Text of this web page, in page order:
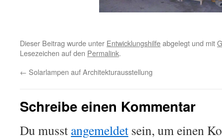
Dieser Beitrag wurde unter Entwicklungshilfeabgelegt und mit
Lesezeichen auf den Permalink.
← Solarlampen auf Architekturausstellung
Schreibe einen Kommentar
Du musst angemeldet sein, um einen